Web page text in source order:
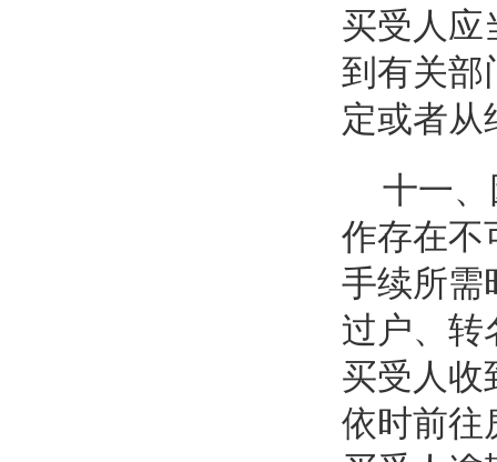
买受人应
到有关部
定或者从
十一
作存在不
手续所需
过户、转
买受人收
依时前往